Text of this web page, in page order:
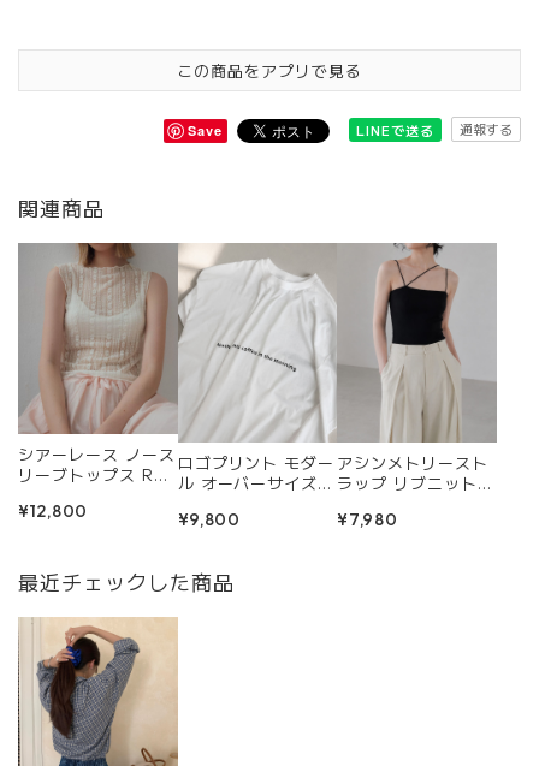
この商品をアプリで見る
Save LINEで送る 通報する
関連商品
シアーレース ノース
リーブトップス R03
¥12,800
ロゴプリント モダー
ル オーバーサイズT
¥9,800
アシンメトリースト
ラップ リブニット
0
¥7,980
最近チェックした商品